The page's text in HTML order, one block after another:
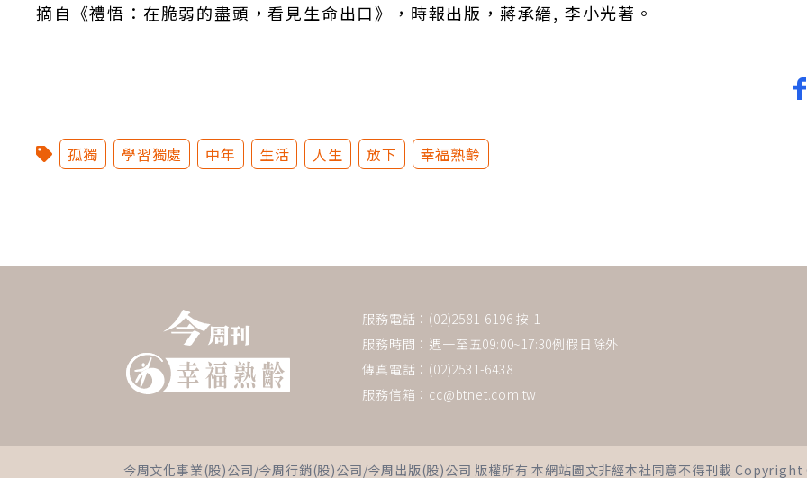
摘自《禮悟：在脆弱的盡頭，看見生命出口》，時報出版，蔣承縉, 李小光著。
孤獨 學習獨處 中年 生活 人生 放下 幸福熟齡
服務電話：(02)2581-6196 按 1
服務時間：週一至五09:00~17:30例假日除外
傳真電話：(02)2531-6438
服務信箱： cc@btnet.com.tw
今周文化事業(股)公司/今周行銷(股)公司/今周出版(股)公司 版權所有 本網站圖文非經本社同意不得刊載